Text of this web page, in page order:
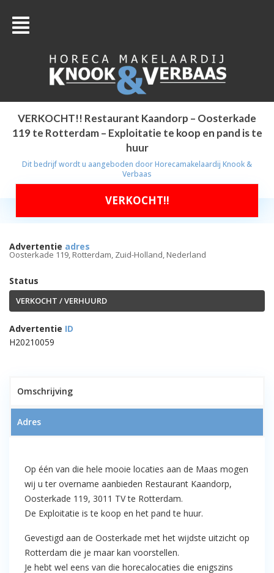
VERKOCHT!! Restaurant Kaandorp – Oosterkade
119 te Rotterdam – Exploitatie te koop en pand is te
huur
Dit bedrijf wordt u aangeboden doorHorecamakelaardij Knook &
Verbaas
VERKOCHT!!
Advertentie adres
Oosterkade 119, Rotterdam, Zuid-Holland, Nederland
Status
VERKOCHT / VERHUURD
Advertentie ID
H20210059
Exploitatie te koop en pand is te
huur
Omschrijving
Adres
Op één van die hele mooie locaties aan de Maas mogen
wij u ter overname aanbieden Restaurant Kaandorp,
Oosterkade 119, 3011 TV te Rotterdam.
De Exploitatie is te koop en het pand te huur.
Gevestigd aan de Oosterkade met het wijdste uitzicht op
Rotterdam die je maar kan voorstellen.
Je hebt wel eens van die horecalocaties die enigszins